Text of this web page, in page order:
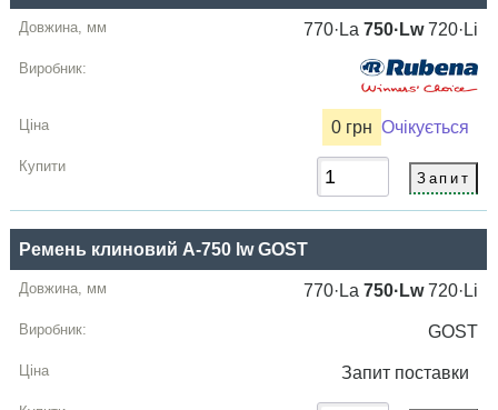
770·La750·Lw720·Li
0 грн Очікується
Ремень клиновий A-750 lw GOST
770·La750·Lw720·Li
GOST
Запит поставки